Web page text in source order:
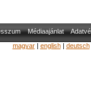
Médiaajánlat
magyar| english| deutsch